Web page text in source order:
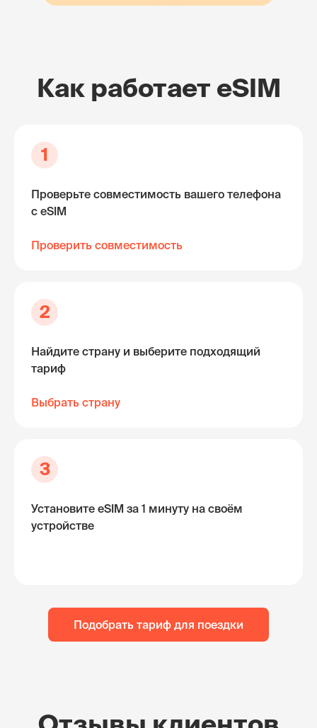
Как работает eSIM
1
Проверьте совместимость вашего телефона
с eSIM
Проверить совместимость
2
Найдите страну и выберите подходящий
тариф
Выбрать страну
3
Установите eSIM за 1 минуту на своём
устройстве
Подобрать тариф для поездки